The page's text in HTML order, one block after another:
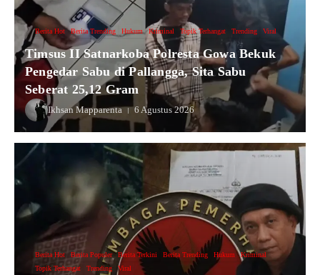
Berita Hot Berita Trending Hukum Kriminal Topik Terhangat Trending Viral
Timsus II Satnarkoba Polresta Gowa Bekuk
Pengedar Sabu di Pallangga, Sita Sabu
Seberat 25,12 Gram
Ikhsan Mapparenta 6 Agustus 2026
Berita Hot Berita Populer Berita Terkini Berita Trending Hukum
Kriminal
Topik Terhangat
Trending Viral